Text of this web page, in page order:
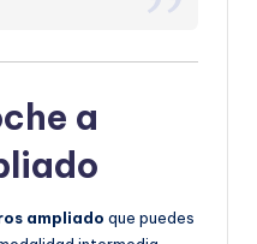
a
ampliado que puedes